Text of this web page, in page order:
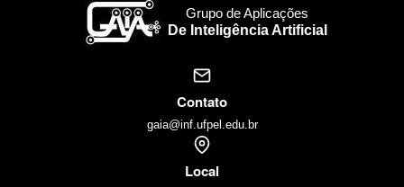
Grupo de Aplicações
De Inteligência Artificial
Contato
gaia@inf.ufpel.edu.br
Local